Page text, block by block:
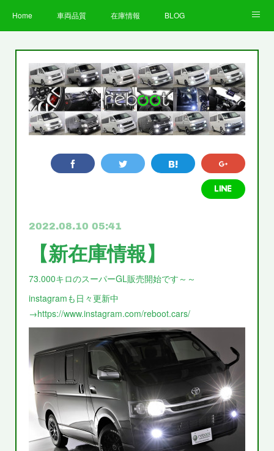
Home 車両品質 在庫情報 BLOG
お客様の声 STAFF 企業情報
プライバシーポリシー
2022.08.10 05:41
【新在庫情報】
73.000キロのスーパーGL販売開始です～～
instagramも日々更新中
→https://www.instagram.com/reboot.cars/